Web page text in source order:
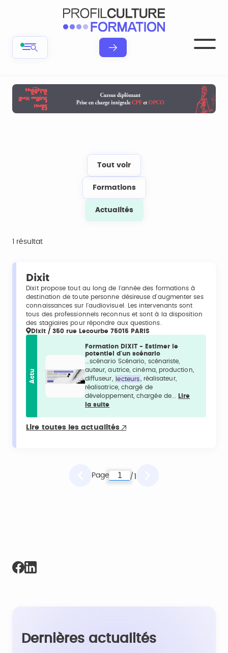
Tout voir
Formations
Actualités
1 résultat
Dixit
Dixit propose tout au long de l'année des formations à
destination de toute personne désireuse d'augmenter ses
connaissances sur l'audiovisuel. Les intervenants sont
tous des professionnels reconnus et sont à la disposition
des stagiaires pour répondre aux questions.
Dixit / 350 rue Lecourbe 75015 PARIS
Actu
Formation DIXIT - Estimer le
potentiel d'un scénario
...scénario Scénario, scénariste,
auteur, autrice, cinéma, production,
diffuseur,
lecteurs
, réalisateur,
réalisatrice, chargé de
développement, chargée de...
Lire
la suite
Lire toutes les actualités
Page / 1
Dernières actualités